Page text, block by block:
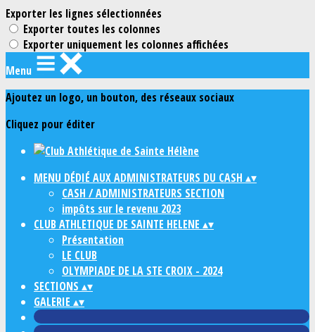
Exporter les lignes sélectionnées
Exporter toutes les colonnes
Exporter uniquement les colonnes affichées
Menu
Ajoutez un logo, un bouton, des réseaux sociaux
Cliquez pour éditer
MENU DÉDIÉ AUX ADMINISTRATEURS DU CASH ▴▾
CASH / ADMINISTRATEURS SECTION
impôts sur le revenu 2023
CLUB ATHLETIQUE DE SAINTE HELENE ▴▾
Présentation
LE CLUB
OLYMPIADE DE LA STE CROIX - 2024
SECTIONS ▴▾
GALERIE ▴▾